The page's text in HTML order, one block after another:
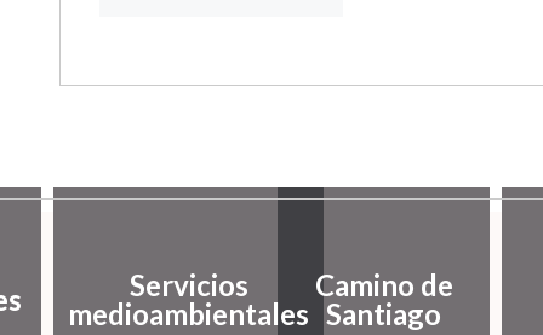
Servicios
medioambientales
Camino de
Santiago